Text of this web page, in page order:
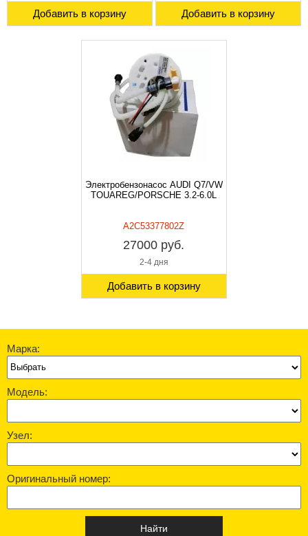
Добавить в корзину Добавить в корзину
Электробензонасос AUDI Q7/VW
TOUAREG/PORSCHE 3.2-6.0L
A2C53377802Z
27000 руб.
2-4 дня
Добавить в корзину
Марка:
Модель:
Узел:
Оригинальный номер: